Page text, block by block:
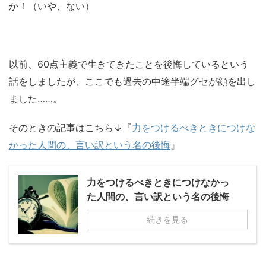
か！（いや、ない）
以前、60点主義で生きてきたことを後悔しているという
話をしましたが、ここでも過去の中途半端グセが顔を出し
ました……。
そのときの記事はこちら↓『力をつけるべきときにつけな
かった人間の、言い訳という名の後悔 』
力をつけるべきときにつけなかっ
た人間の、言い訳という名の後悔
続きを見る